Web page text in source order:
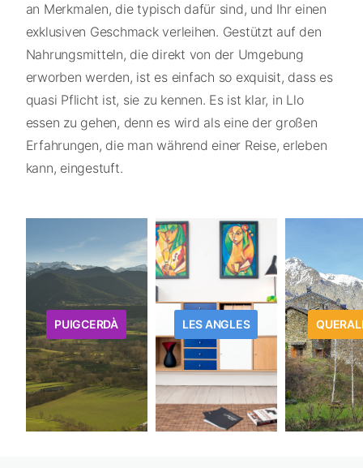
an Merkmalen, die typisch dafür sind, und Ihr einen
exklusiven Geschmack verleihen. Gestützt auf den
Nahrungsmitteln, die direkt von der Umgebung
erworben werden, ist es einfach so exquisit, dass es
quasi Pflicht ist, sie zu kennen. Es ist klar, in Llo
essen zu gehen, denn es wird als eine der großen
Erfahrungen, die man während einer Reise, erleben
kann, eingestuft.
PUIGCERDÀ LES ANGLES